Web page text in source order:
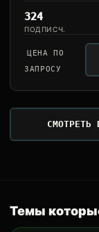
324
ПОДПИСЧ.
ЦЕНА ПО
ЗАПРОСУ
СМОТРЕТЬ
Темы